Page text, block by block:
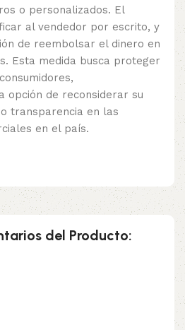
o personalizados. El
al vendedor por escrito, y
de reembolsar el dinero en
Esta medida busca proteger
opción de reconsiderar su
transparencia en las
en el país.
del Producto: